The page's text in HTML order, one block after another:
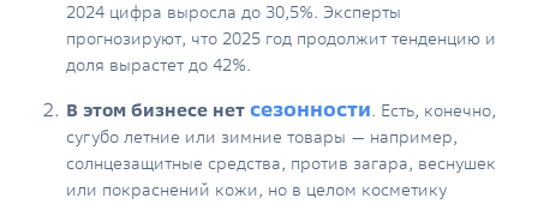
2024 цифра выросла до 30,5%. Эксперты
прогнозируют, что 2025 год продолжит тенденцию и
доля вырастет до 42%.
В этом бизнесе нет сезонности. Есть, конечно,
сугубо летние или зимние товары — например,
солнцезащитные средства, против загара, веснушек
или покраснений кожи, но в целом косметику